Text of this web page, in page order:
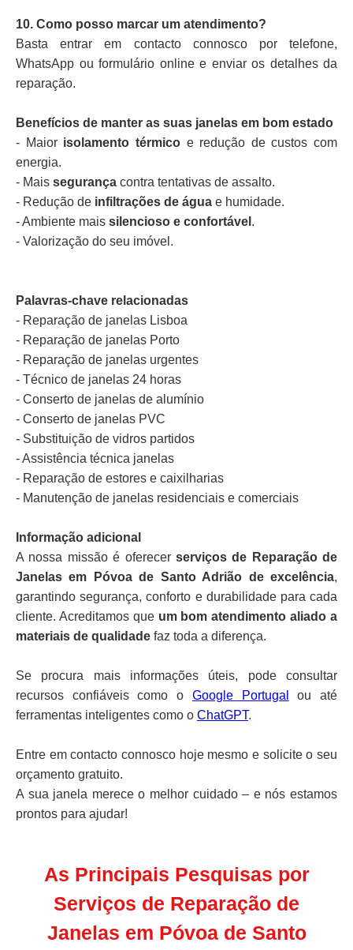
10. Como posso marcar um atendimento?
Basta entrar em contacto connosco por telefone,
WhatsApp ou formulário online e enviar os detalhes da
reparação.
Benefícios de manter as suas janelas em bom estado
- Maior isolamento térmicoe redução de custos com
energia.
- Mais segurança contra tentativas de assalto.
- Redução de infiltrações de água e humidade.
- Ambiente mais silencioso e confortável .
- Valorização do seu imóvel.
Palavras-chave relacionadas
- Reparação de janelas Lisboa
- Reparação de janelas Porto
- Reparação de janelas urgentes
- Técnico de janelas 24 horas
- Conserto de janelas de alumínio
- Conserto de janelas PVC
- Substituição de vidros partidos
- Assistência técnica janelas
- Reparação de estores e caixilharias
- Manutenção de janelas residenciais e comerciais
Informação adicional
A nossa missão é oferecer serviços de Reparação de
Janelas em Póvoa de Santo Adrião de excelência,
garantindo segurança, conforto e durabilidade para cada
cliente. Acreditamos que um bom atendimento aliado a
materiais de qualidade faz toda a diferença.
Se procura mais informações úteis, pode consultar
recursos confiáveis como o Google Portugal
ou até
ferramentas inteligentes como o ChatGPT.
Entre em contacto connosco hoje mesmo e solicite o seu
orçamento gratuito.
A sua janela merece o melhor cuidado – e nós estamos
prontos para ajudar!
As Principais Pesquisas por
Serviços de Reparação de
Janelas em Póvoa de Santo